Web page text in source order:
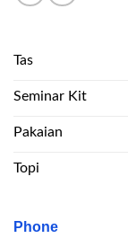
Tas
Seminar Kit
Pakaian
Topi
Phone